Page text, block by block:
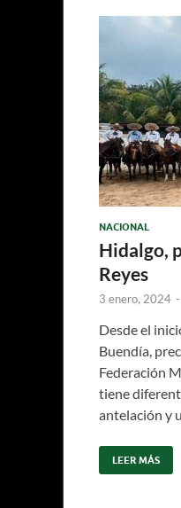
NACIONAL
Hidalgo,
Reyes
3 enero, 2024 -
Desde el
Buendía,
Federación
tiene
antelación y
LEER MÁS